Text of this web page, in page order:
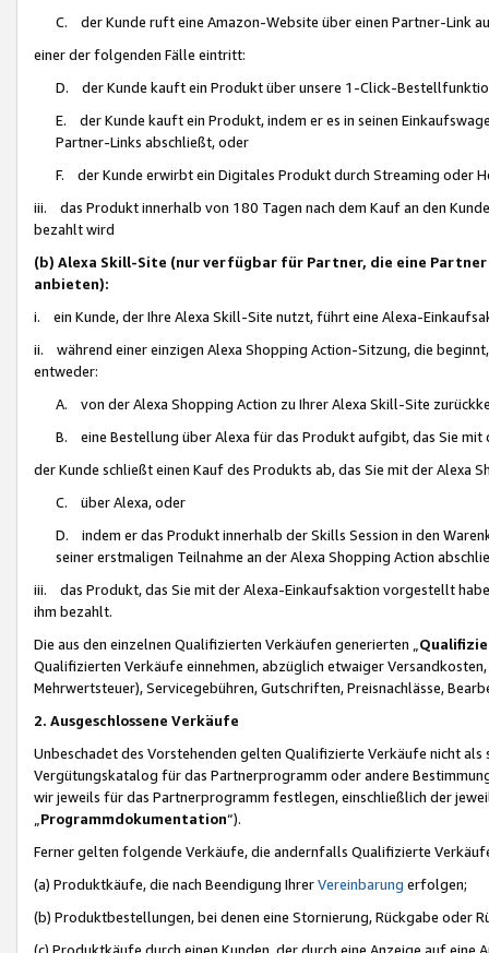
C. der Kunde ruft eine Amazon-Website über einen Partner-Link
einer der folgenden Fälle eintritt:
D. der Kunde kauft ein Produkt über unsere 1-Click-
E. der Kunde kauft ein Produkt, indem er es in seinen
Partner-Links abschließt, oder
F. der Kunde erwirbt ein Digitales Produkt durch Streaming oder
iii. das Produkt innerhalb von 180 Tagen nach dem Kauf an den
bezahlt wird
(b) Alexa Skill-Site (nur verfügbar für Partner, die eine
anbieten):
i. ein Kunde, der Ihre Alexa Skill-Site nutzt, führt eine Alexa-
ii. während einer einzigen Alexa Shopping Action-Sitzung, die
entweder:
A. von der Alexa Shopping Action zu Ihrer Alexa Skill-Site
B. eine Bestellung über Alexa für das Produkt aufgibt, das Sie mit
der Kunde schließt einen Kauf des Produkts ab, das Sie mit der Alexa
C. über Alexa, oder
D. indem er das Produkt innerhalb der Skills Session in den
seiner erstmaligen Teilnahme an der Alexa Shopping Action
iii. das Produkt, das Sie mit der Alexa-Einkaufsaktion vorgestellt
ihm bezahlt.
Die aus den einzelnen Qualifizierten Verkäufen generierten „
Qualifizierten Verkäufe einnehmen, abzüglich etwaiger
Mehrwertsteuer), Servicegebühren, Gutschriften, Preisnachlässe,
2. Ausgeschlossene Verkäufe
Unbeschadet des Vorstehenden gelten Qualifizierte Verkäufe nicht
Vergütungskatalog für das Partnerprogramm oder andere
wir jeweils für das Partnerprogramm festlegen, einschließlich der
Programmdokumentation“).
Ferner gelten folgende Verkäufe, die andernfalls Qualifizierte
(a) Produktkäufe, die nach Beendigung IhrerVereinbarung erfolgen;
(b) Produktbestellungen, bei denen eine Stornierung, Rückgabe oder
(c) Produktkäufe durch einen Kunden, der durch eine Anzeige auf